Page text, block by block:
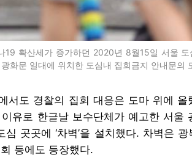
19 확산세가 증가하던 2020년 8월15일 서울
화문 일대에 위치한 도심내 집회금지 안내문의
서도 경찰의 집회 대응은 도마 위에
유로 한글날 보수단체가 예고한 서울
심 곳곳에 ‘차벽’을 설치했다. 차벽은
등에도 등장했다.